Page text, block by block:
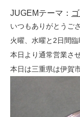
JUGEMテーマ：
いつもありがとうご
火曜、水曜と2日間
本日より通常営業さ
本日は三重県は伊賀